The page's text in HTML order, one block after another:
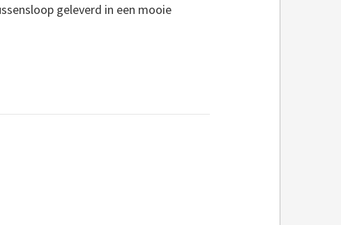
geleverd in een mooie